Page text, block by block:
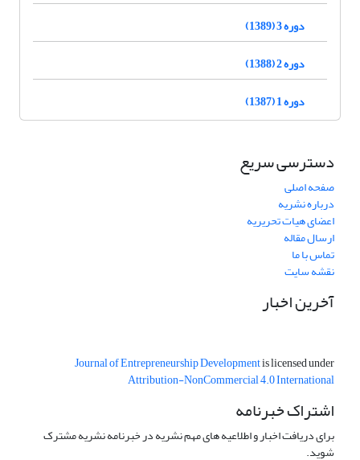
دوره 3 (1389)
دوره 2 (1388)
دوره 1 (1387)
دسترسی سریع
صفحه اصلی
درباره نشریه
اعضای هیات تحریریه
ارسال مقاله
تماس با ما
نقشه سایت
آخرین اخبار
Journal of Entrepreneurship Developmentis licensed under
Attribution-NonCommercial 4.0 International
اشتراک خبرنامه
برای دریافت اخبار و اطلاعیه های مهم نشریه در خبرنامه نشریه مشترک
شوید.